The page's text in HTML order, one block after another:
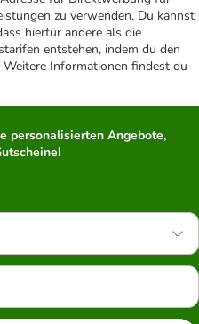
zu verwenden. Du kannst
hierfür andere als die
entstehen, indem du den
Informationen findest du
personalisierten Angebote,